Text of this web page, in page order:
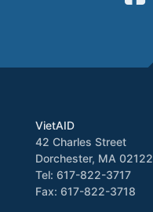
VietAID
42 Charles Street
Dorchester, MA 02122
Tel: 617-822-3717
Fax: 617-822-3718